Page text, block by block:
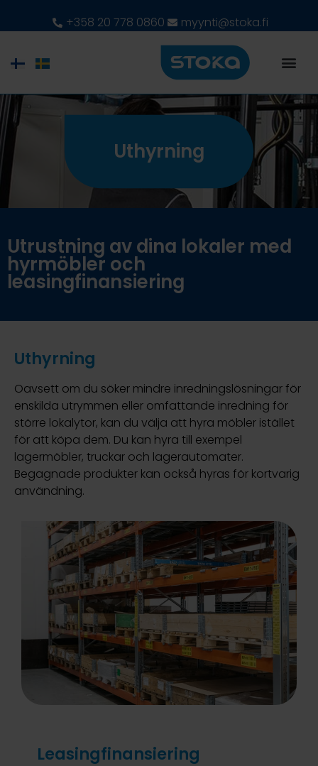
+358 20 778 0860 myynti@stoka.fi
Uthyrning
Utrustning av dina lokaler med
hyrmöbler och
leasingfinansiering
Uthyrning
Oavsett om du söker mindre inredningslösningar för
enskilda utrymmen eller omfattande inredning för
större lokalytor, kan du välja att hyra möbler istället
för att köpa dem. Du kan hyra till exempel
lagermöbler, truckar och lagerautomater.
Begagnade produkter kan också hyras för kortvarig
användning.
Leasingfinansiering